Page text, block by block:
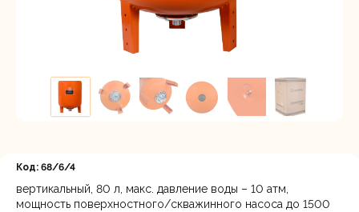
Код: 68/6/4
вертикальный, 80 л, макс. давление воды – 10 атм,
мощность поверхностного/скважинного насоса до 1500
Регистрация